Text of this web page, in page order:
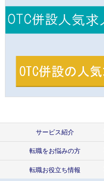
サービス紹介
転職をお悩みの方
転職お役立ち情報